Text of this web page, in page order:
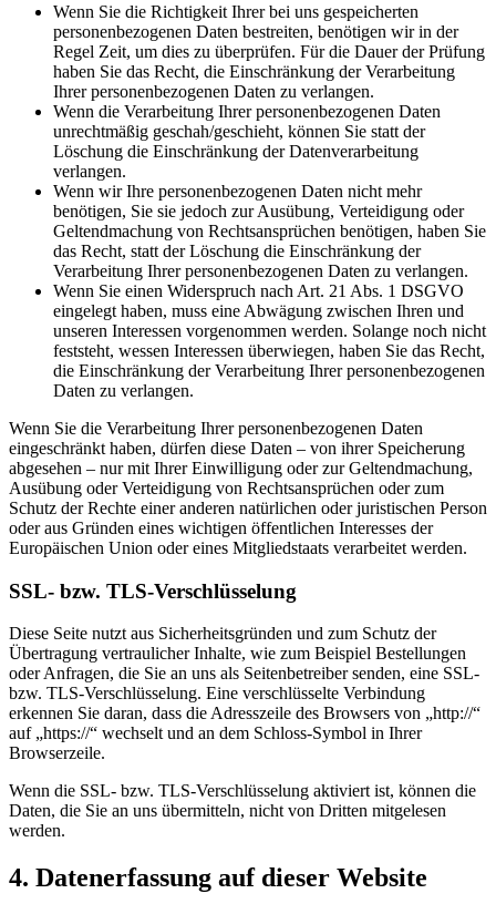
Wenn Sie die Richtigkeit Ihrer bei uns gespeicherten
personenbezogenen Daten bestreiten, benötigen wir in der
Regel Zeit, um dies zu überprüfen. Für die Dauer der Prüfung
haben Sie das Recht, die Einschränkung der Verarbeitung
Ihrer personenbezogenen Daten zu verlangen.
Wenn die Verarbeitung Ihrer personenbezogenen Daten
unrechtmäßig geschah/geschieht, können Sie statt der
Löschung die Einschränkung der Datenverarbeitung
verlangen.
Wenn wir Ihre personenbezogenen Daten nicht mehr
benötigen, Sie sie jedoch zur Ausübung, Verteidigung oder
Geltendmachung von Rechtsansprüchen benötigen, haben Sie
das Recht, statt der Löschung die Einschränkung der
Verarbeitung Ihrer personenbezogenen Daten zu verlangen.
Wenn Sie einen Widerspruch nach Art. 21 Abs. 1 DSGVO
eingelegt haben, muss eine Abwägung zwischen Ihren und
unseren Interessen vorgenommen werden. Solange noch nicht
feststeht, wessen Interessen überwiegen, haben Sie das Recht,
die Einschränkung der Verarbeitung Ihrer personenbezogenen
Daten zu verlangen.
Wenn Sie die Verarbeitung Ihrer personenbezogenen Daten
eingeschränkt haben, dürfen diese Daten – von ihrer Speicherung
abgesehen – nur mit Ihrer Einwilligung oder zur Geltendmachung,
Ausübung oder Verteidigung von Rechtsansprüchen oder zum
Schutz der Rechte einer anderen natürlichen oder juristischen Person
oder aus Gründen eines wichtigen öffentlichen Interesses der
Europäischen Union oder eines Mitgliedstaats verarbeitet werden.
SSL- bzw. TLS-Verschlüsselung
Diese Seite nutzt aus Sicherheitsgründen und zum Schutz der
Übertragung vertraulicher Inhalte, wie zum Beispiel Bestellungen
oder Anfragen, die Sie an uns als Seitenbetreiber senden, eine SSL-
bzw. TLS-Verschlüsselung. Eine verschlüsselte Verbindung
erkennen Sie daran, dass die Adresszeile des Browsers von „http://“
auf „https://“ wechselt und an dem Schloss-Symbol in Ihrer
Browserzeile.
Wenn die SSL- bzw. TLS-Verschlüsselung aktiviert ist, können die
Daten, die Sie an uns übermitteln, nicht von Dritten mitgelesen
werden.
4. Datenerfassung auf dieser Website